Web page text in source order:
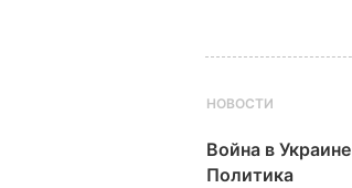
НОВОСТИ
Война в Украине
Политика